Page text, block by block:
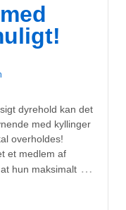
dyrehold kan det
med kyllinger
overholdes!
et medlem af
hun maksimalt …